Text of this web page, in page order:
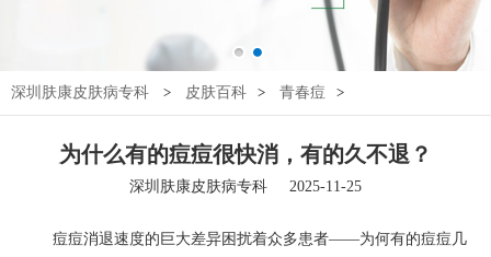
深圳肤康皮肤病专科 > 皮肤百科 > 青春痘 >
为什么有的痘痘很快消，有的久不退？
深圳肤康皮肤病专科 2025-11-25
痘痘消退速度的巨大差异困扰着众多患者——为何有的痘痘几